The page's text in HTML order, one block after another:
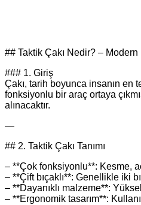
## Taktik Çakı Nedir? – Modern
### 1. Giriş
Çakı, tarih boyunca insanın en
fonksiyonlu bir araç ortaya
alınacaktır.
—
## 2. Taktik Çakı Tanımı
– **Çok fonksiyonlu**: Kesme,
– **Çift bıçaklı**: Genellikle iki
– **Dayanıklı malzeme**:
– **Ergonomik tasarım**: